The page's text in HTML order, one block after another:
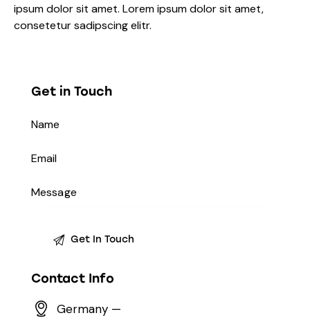
ipsum dolor sit amet. Lorem ipsum dolor sit amet,
consetetur sadipscing elitr.
Get in Touch
Contact Info
Germany —